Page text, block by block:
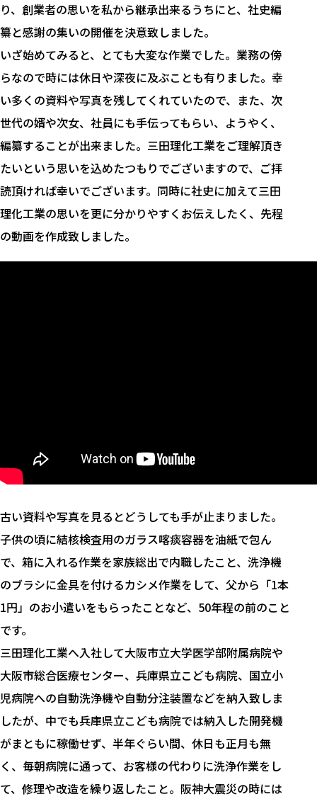
り、創業者の思いを私から継承出来るうちにと、社史編
纂と感謝の集いの開催を決意致しました。
いざ始めてみると、とても大変な作業でした。業務の傍
らなので時には休日や深夜に及ぶことも有りました。幸
い多くの資料や写真を残してくれていたので、また、次
世代の婿や次女、社員にも手伝ってもらい、ようやく、
編纂することが出来ました。三田理化工業をご理解頂き
たいという思いを込めたつもりでございますので、ご拝
読頂ければ幸いでございます。同時に社史に加えて三田
理化工業の思いを更に分かりやすくお伝えしたく、先程
の動画を作成致しました。
古い資料や写真を見るとどうしても手が止まりました。
子供の頃に結核検査用のガラス喀痰容器を油紙で包ん
で、箱に入れる作業を家族総出で内職したこと、洗浄機
のブラシに金具を付けるカシメ作業をして、父から「1本
1円」のお小遣いをもらったことなど、50年程の前のこと
です。
三田理化工業へ入社して大阪市立大学医学部附属病院や
大阪市総合医療センター、兵庫県立こども病院、国立小
児病院への自動洗浄機や自動分注装置などを納入致しま
したが、中でも兵庫県立こども病院では納入した開発機
がまともに稼働せず、半年ぐらい間、休日も正月も無
く、毎朝病院に通って、お客様の代わりに洗浄作業をし
て、修理や改造を繰り返したこと。阪神大震災の時には